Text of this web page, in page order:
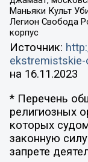
Маньяки Культ
Легион Свобода
корпус
Источник:
на 16.11.2023
* Перечень
религиозных
которых
законную
запрете